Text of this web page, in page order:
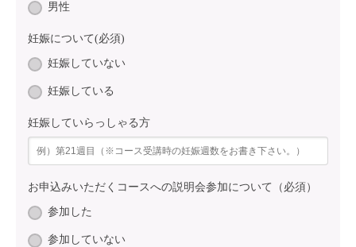
男性
妊娠について(必須)
妊娠していない
妊娠している
妊娠していらっしゃる方
お申込みいただくコースへの説明会参加について（必須）
参加した
参加していない